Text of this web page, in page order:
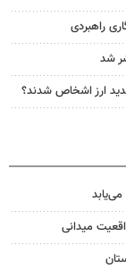
راهبردی
شد
ارز اشخاص شدند؟
میدانی